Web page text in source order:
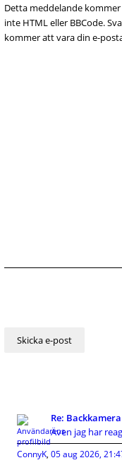
Detta meddelande
inte HTML eller BBCode.
kommer att vara din e-
Re:
Även jag har
ConnyK, 05 aug 2026,